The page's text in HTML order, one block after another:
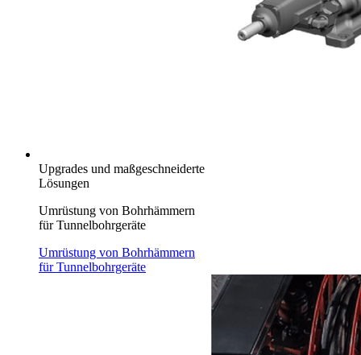
Upgrades und maßgeschneiderte
Lösungen
Umrüstung von Bohrhämmern
für Tunnelbohrgeräte
Umrüstung von Bohrhämmern
für Tunnelbohrgeräte